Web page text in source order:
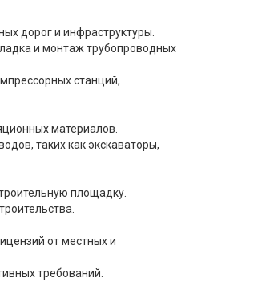
дорог и инфраструктуры.
и монтаж трубопроводных
станций,
материалов.
таких как экскаваторы,
площадку.
от местных и
требований.